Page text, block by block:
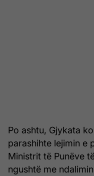
Po ashtu, Gjykata
parashihte lejimin e
Ministrit të Punëve
ngushtë me